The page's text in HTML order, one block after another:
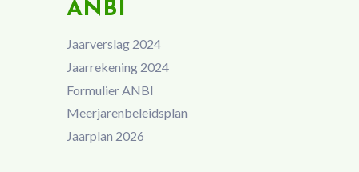
ANBI
Jaarverslag 2024
Jaarrekening 2024
Formulier ANBI
Meerjarenbeleidsplan
Jaarplan 2026